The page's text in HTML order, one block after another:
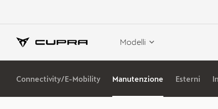
Modelli
Connectivity/E-Mobility Manutenzione Esterni